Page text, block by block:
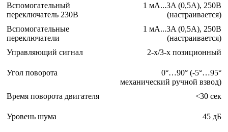
Вспомогательный
переключатель 230B
1 мА...3A (0,5А), 250В
(настраивается)
Вспомогательные
переключатели
1 мА...3A (0,5А), 250В
(настраивается)
Управляющий сигнал
2-х/3-х позиционный
Угол поворота
0°…90° (-5°…95°
механический ручной взвод)
Время поворота двигателя
<30 сек
Уровень шума 45 дБ